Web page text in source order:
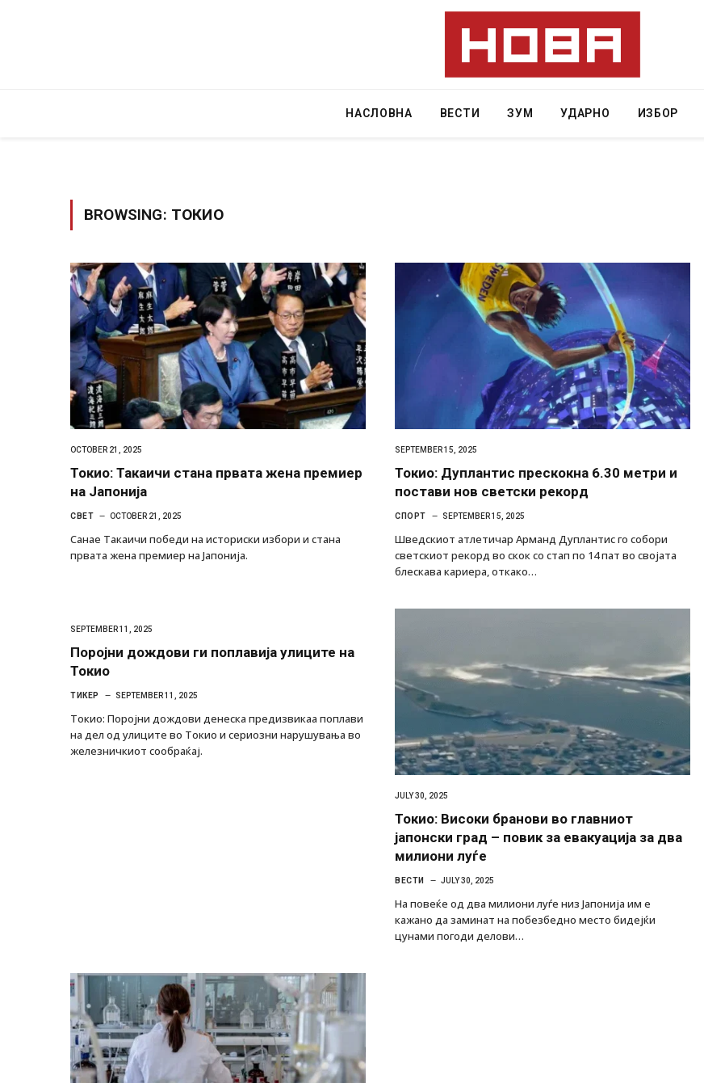
НАСЛОВНА ВЕСТИ ЗУМ УДАРНО ИЗБОР
BROWSING: ТОКИО
OCTOBER 21, 2025
Токио: Такаичи стана првата жена премиер
на Јапонија
СВЕТ OCTOBER 21, 2025
Санае Такаичи победи на историски избори и стана
првата жена премиер на Јапонија.
SEPTEMBER 15, 2025
Токио: Дуплантис прескокна 6.30 метри и
постави нов светски рекорд
СПОРТ SEPTEMBER 15, 2025
Шведскиот атлетичар Арманд Дуплантис го собори
светскиот рекорд во скок со стап по 14 пат во својата
блескава кариера, откако…
SEPTEMBER 11, 2025
Поројни дождови ги поплавија улиците на
Токио
ТИКЕР SEPTEMBER 11, 2025
Токио: Поројни дождови денеска предизвикаа поплави
на дел од улиците во Токио и сериозни нарушувања во
железничкиот сообраќај.
JULY 30, 2025
Токио: Високи бранови во главниот
јапонски град – повик за евакуација за два
милиони луѓе
ВЕСТИ JULY 30, 2025
На повеќе од два милиони луѓе низ Јапонија им е
кажано да заминат на побезбедно место бидејќи
цунами погоди делови…
JULY 30, 2026
главниот српски град – оштетени автомобили и
локали
AUGUST 6, 2026